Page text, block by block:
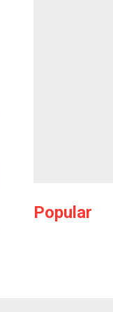
Popular